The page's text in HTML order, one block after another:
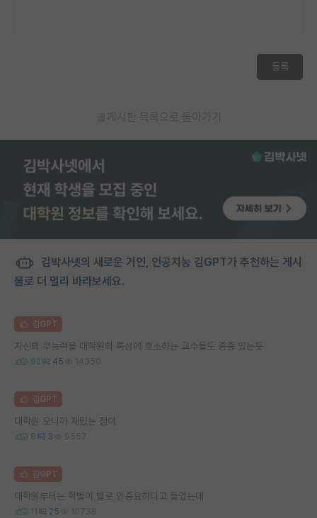
등록
게시판 목록으로 돌아가기
김박사넷의 새로운 거인, 인공지능 김GPT가 추천하는 게시
물로 더 멀리 바라보세요.
김GPT
자신의 무능력을 대학원의 특성에 호소하는 교수들도 종종 있는듯
92 45 14350
김GPT
대학원 오니까 재밌는 점이
8 3 9557
김GPT
대학원부터는 학벌이 별로 안중요하다고 들었는데
11 25 10738